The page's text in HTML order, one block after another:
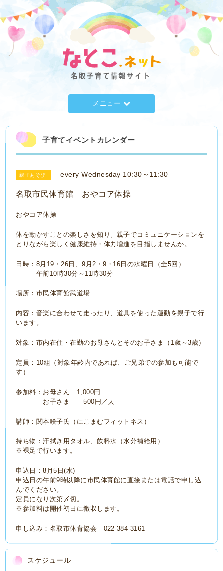
メニュー
子育てイベントカレンダー
親子あそび every Wednesday 10:30～11:30
名取市民体育館 おやコア体操
おやコア体操
体を動かすことの楽しさを知り、親子でコミュニケーションを
とりながら楽しく健康維持・体力増進を目指しませんか。
日時：8月19・26日、9月2・9・16日の水曜日（全5回）
午前10時30分～11時30分
場所：市民体育館武道場
内容：音楽に合わせて走ったり、道具を使った運動を親子で行
います。
対象：市内在住・在勤のお母さんとそのお子さま（1歳～3歳）
定員：10組（対象年齢内であれば、ご兄弟での参加も可能で
す）
参加料：お母さん 1,000円
お子さま 500円／人
講師：関本咲子氏（にこまむフィットネス）
持ち物：汗拭き用タオル、飲料水（水分補給用）
※裸足で行います。
申込日：8月5日(水)
申込日の午前9時以降に市民体育館に直接または電話で申し込
んでください。
定員になり次第〆切。
※参加料は開催初日に徴収します。
申し込み：名取市体育協会 022-384-3161
スケジュール